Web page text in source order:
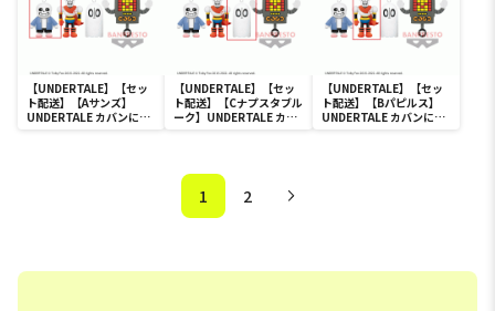
【UNDERTALE】【セッ
ト配送】【Aサンズ】
UNDERTALE カバンに付
【UNDERTALE】【セッ
ト配送】【Cナプスタブル
ーク】UNDERTALE カバ
【UNDERTALE】【セッ
ト配送】【Bパピルス】
UNDERTALE カバンに付
1 2